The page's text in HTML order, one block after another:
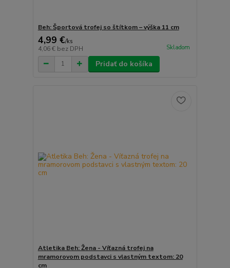
Beh: Športová trofej so štítkom – výška 11 cm
4,99 €/ks
4,06 € bez DPH Skladom
Pridať do košíka
Atletika Beh: Žena - Víťazná trofej na
mramorovom podstavci s vlastným textom: 20
cm